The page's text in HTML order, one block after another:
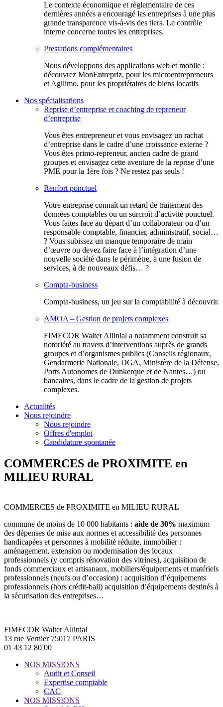
Le contexte économique et règlementaire de ces
dernières années a encouragé les entreprises à une plus
grande transparence vis-à-vis des tiers. Le contrôle
interne concerne toutes les entreprises.
Prestations complémentaires
Nous développons des applications web et mobile :
découvrez MonEntrepriz, pour les microentrepreneurs
et Agilimo, pour les propriétaires de biens locatifs
Nos spécialisations
Reprise d’entreprise et coaching de repreneur
d’entreprise
Vous êtes entrepreneur et vous envisagez un rachat
d’entreprise dans le cadre d’une croissance externe ?
Vous êtes primo-repreneur, ancien cadre de grand
groupes et envisagez cette aventure de la reprise d’une
PME pour la 1ère fois ? Ne restez pas seuls !
Renfort ponctuel
Votre entreprise connaît un retard de traitement des
données comptables ou un surcroît d’activité ponctuel.
Vous faites face au départ d’un collaborateur ou d’un
responsable comptable, financier, administratif, social…
? Vous subissez un manque temporaire de main
d’œuvre ou devez faire face à l’intégration d’une
nouvelle société dans le périmètre, à une fusion de
services, à de nouveaux défis… ?
Compta-business
Compta-business, un jeu sur la comptabilité à découvrir.
AMOA – Gestion de projets complexes
FIMECOR Walter Allinial a notamment construit sa
notoriété au travers d’interventions auprès de grands
groupes et d’organismes publics (Conseils régionaux,
Gendarmerie Nationale, DGA, Ministère de la Défense,
Ports Autonomes de Dunkerque et de Nantes…) ou
bancaires, dans le cadre de la gestion de projets
complexes.
Actualités
Nous rejoindre
Nous rejoindre
Offres d'emploi
Candidature spontanée
COMMERCES de PROXIMITE en
MILIEU RURAL
COMMERCES de PROXIMITE en MILIEU RURAL
commune de moins de 10 000 habitants : aide de 30% maximum
des dépenses de mise aux normes et accessibilité des personnes
handicapées et personnes à mobilité réduite, immobilier :
aménagement, extension ou modernisation des locaux
professionnels (y compris rénovation des vitrines), acquisition de
fonds commerciaux et artisanaux, mobiliers/équipements et matériels
professionnels (neufs ou d’occasion) : acquisition d’équipements
professionnels (hors crédit-bail) acquisition d’équipements destinés à
la sécurisation des entreprises…
FIMECOR Walter Allinial
13 rue Vernier 75017 PARIS
01 43 12 80 00
NOS MISSIONS
Audit et Conseil
Expertise comptable
CAC
NOS MISSIONS